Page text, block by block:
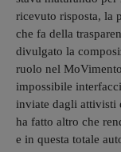
ricevuto risposta, la
che fa della
divulgato la
ruolo nel
impossibile
inviate dagli attivisti
ha fatto altro che
e in questa totale